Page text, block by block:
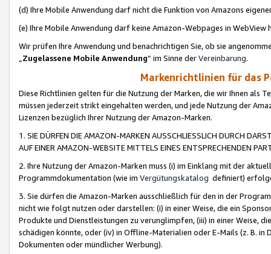
(d) Ihre Mobile Anwendung darf nicht die Funktion von Amazons
(e) Ihre Mobile Anwendung darf keine Amazon-Webpages in WebView
Wir prüfen Ihre Anwendung und benachrichtigen Sie, ob sie
„Zugelassene Mobile Anwendung“ im Sinne derVereinbarung.
Markenrichtlinien für das
Diese Richtlinien gelten für die Nutzung der Marken, die wir Ihnen als
müssen jederzeit strikt eingehalten werden, und jede Nutzung der
Lizenzen bezüglich Ihrer Nutzung der Amazon-Marken.
1. SIE DÜRFEN DIE AMAZON-MARKEN AUSSCHLIESSLICH DURCH
AUF EINER AMAZON-WEBSITE MITTELS EINES ENTSPRECHENDEN
2. Ihre Nutzung der Amazon-Marken muss (i) im Einklang mit der
Programmdokumentation (wie im Vergütungskatalog definiert)
3. Sie dürfen die Amazon-Marken ausschließlich für den in der
nicht wie folgt nutzen oder darstellen: (i) in einer Weise, die ein
Produkte und Dienstleistungen zu verunglimpfen, (iii) in einer Weise,
schädigen könnte, oder (iv) in Offline-Materialien oder E-Mails (z. B. in
Dokumenten oder mündlicher Werbung).